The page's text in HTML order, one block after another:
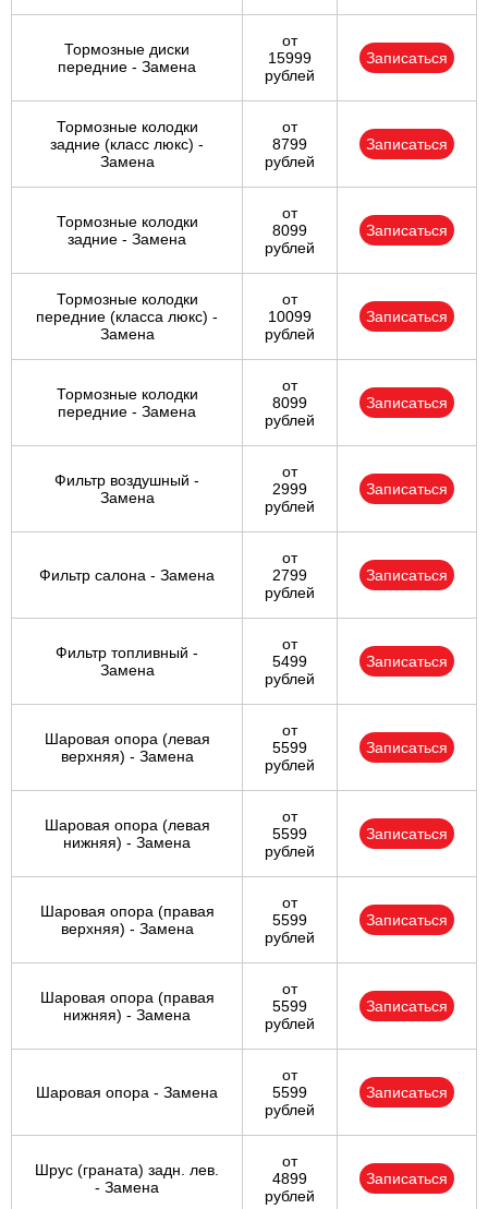
Тормозные диски
передние - Замена
от
15999
рублей
Записаться
Тормозные колодки
задние (класс люкс) -
Замена
от
8799
рублей
Записаться
Тормозные колодки
задние - Замена
от
8099
рублей
Записаться
Тормозные колодки
передние (класса люкс) -
Замена
от
10099
рублей
Записаться
Тормозные колодки
передние - Замена
от
8099
рублей
Записаться
Фильтр воздушный -
Замена
от
2999
рублей
Записаться
Фильтр салона - Замена
от
2799
рублей
Записаться
Фильтр топливный -
Замена
от
5499
рублей
Записаться
Шаровая опора (левая
верхняя) - Замена
от
5599
рублей
Записаться
Шаровая опора (левая
нижняя) - Замена
от
5599
рублей
Записаться
Шаровая опора (правая
верхняя) - Замена
от
5599
рублей
Записаться
Шаровая опора (правая
нижняя) - Замена
от
5599
рублей
Записаться
Шаровая опора - Замена
от
5599
рублей
Записаться
Шрус (граната) задн. лев.
- Замена
от
4899
рублей
Записаться